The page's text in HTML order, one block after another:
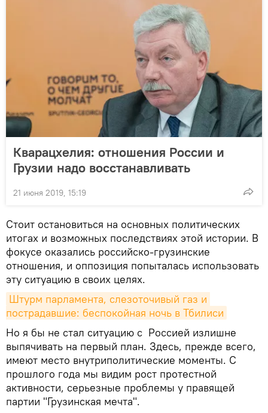
Кварацхелия: отношения России и
Грузии надо восстанавливать
21 июня 2019, 15:19
Стоит остановиться на основных политических
итогах и возможных последствиях этой истории. В
фокусе оказались российско-грузинские
отношения, и оппозиция попыталась использовать
эту ситуацию в своих целях.
Штурм парламента, слезоточивый газ и
пострадавшие: беспокойная ночь в Тбилиси
Но я бы не стал ситуацию с Россией излишне
выпячивать на первый план. Здесь, прежде всего,
имеют место внутриполитические моменты. С
прошлого года мы видим рост протестной
активности, серьезные проблемы у правящей
партии "Грузинская мечта".